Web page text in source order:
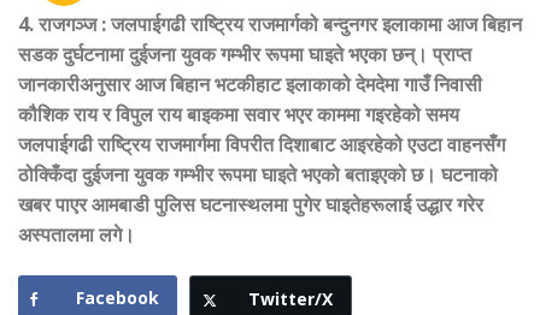
4.राजगञ्ज:जलपाईगढी राष्ट्रिय राजमार्गको बन्दुनगर इलाकामा आज बिहान
सडक दुर्घटनामा दुईजना युवक गम्भीर रूपमा घाइते भएका छन्। प्राप्त
जानकारीअनुसार आज बिहान भटकीहाट इलाकाको देमदेमा गाउँ निवासी
कौशिक राय र विपुल राय बाइकमा सवार भएर काममा गइरहेको समय
जलपाईगढी राष्ट्रिय राजमार्गमा विपरीत दिशाबाट आइरहेको एउटा वाहनसँग
ठोक्किँदा दुईजना युवक गम्भीर रूपमा घाइते भएको बताइएको छ। घटनाको
खबर पाएर आमबाडी पुलिस घटनास्थलमा पुगेर घाइतेहरूलाई उद्धार गरेर
अस्पतालमा लगे।
Facebook Twitter/X